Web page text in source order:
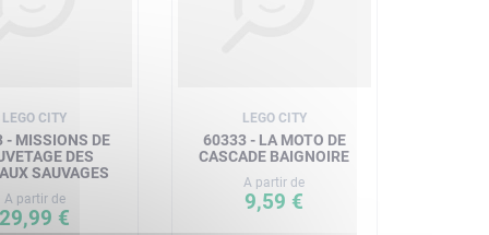
LEGO CITY
- MISSIONS DE
DES
SAUVAGES
A partir de
29,99 €
LEGO CITY
60333 - LA MOTO DE
CASCADE BAIGNOIRE
A partir de
9,59 €